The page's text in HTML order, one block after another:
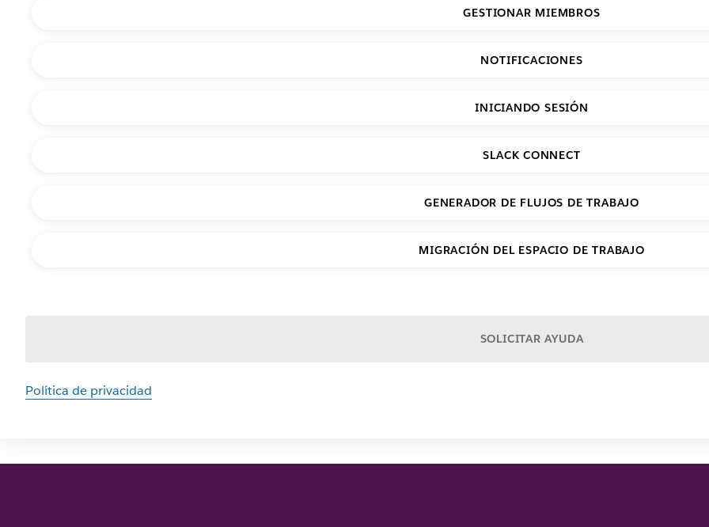
GESTIONAR MIEMBROS
NOTIFICACIONES
INICIANDO SESIÓN
SLACK CONNECT
GENERADOR DE FLUJOS DE TRABAJO
MIGRACIÓN DEL ESPACIO DE TRABAJO
SOLICITAR AYUDA
Política de privacidad